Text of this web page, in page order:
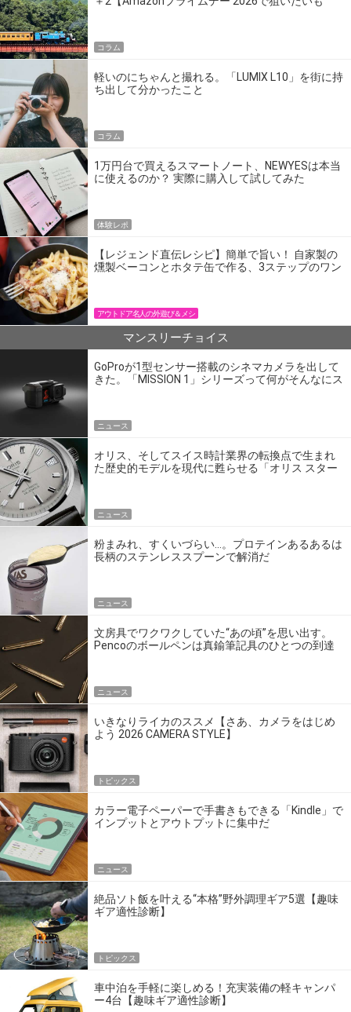
コラム
軽いのにちゃんと撮れる。「LUMIX L10」を街に持
ち出して分かったこと
コラム
1万円台で買えるスマートノート、NEWYESは本当
に使えるのか？ 実際に購入して試してみた
体験レポ
【レジェンド直伝レシピ】簡単で旨い！ 自家製の
燻製ベーコンとホタテ缶で作る、3ステップのワン
アウトドア名人の外遊び＆メシ
マンスリーチョイス
GoProが1型センサー搭載のシネマカメラを出して
きた。「MISSION 1」シリーズって何がそんなにス
ニュース
オリス、そしてスイス時計業界の転換点で生まれ
た歴史的モデルを現代に甦らせる「オリス スター
ニュース
粉まみれ、すくいづらい…。プロテインあるあるは
長柄のステンレススプーンで解消だ
ニュース
文房具でワクワクしていた“あの頃”を思い出す。
Pencoのボールペンは真鍮筆記具のひとつの到達
ニュース
いきなりライカのススメ【さあ、カメラをはじめ
よう 2026 CAMERA STYLE】
トピックス
カラー電子ペーパーで手書きもできる「Kindle」で
インプットとアウトプットに集中だ
ニュース
絶品ソト飯を叶える“本格”野外調理ギア5選【趣味
ギア適性診断】
トピックス
車中泊を手軽に楽しめる！充実装備の軽キャンパ
ー4台【趣味ギア適性診断】